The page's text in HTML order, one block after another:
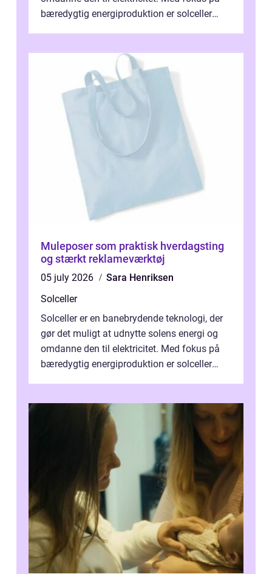
bæredygtig energiproduktion er solceller
Muleposer som praktisk hverdagsting
og stærkt reklameværktøj
05 july 2026
Sara Henriksen
Solceller
Solceller er en banebrydende teknologi, der
gør det muligt at udnytte solens energi og
omdanne den til elektricitet. Med fokus på
bæredygtig energiproduktion er solceller